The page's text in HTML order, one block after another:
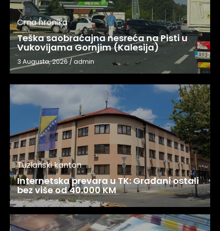
Crna hronika
Teška saobraćajna nesreća na Pisti u
Vukovijama Gornjim (Kalesija)
3 Augusta, 2026/admin
Tuzlanski kanton
Internetska prevara u TK: Građani ostali
bez više od 40.000 KM